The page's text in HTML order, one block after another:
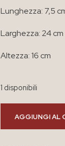
Lunghezza: 7,5
Larghezza: 24 cm
Altezza: 16 cm
1 disponibili
AGGIUNGI AL